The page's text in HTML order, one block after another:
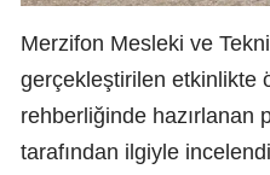
Merzifon Mesleki ve
gerçekleştirilen etkinlikte
rehberliğinde hazırlanan
tarafından ilgiyle